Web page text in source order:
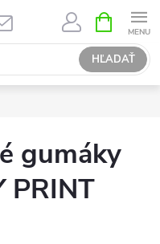
HĽADAŤ
KOŠÍK
gumáky
PRINT